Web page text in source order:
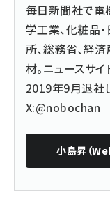
毎日新聞社で電
学工業、化粧品
所、総務省、経
材。ニュースサ
2019年9月退社
X:@nobochan
小島昇（